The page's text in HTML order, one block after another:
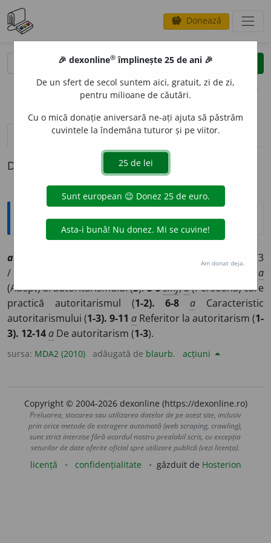
savings Donează
clear
opțiuni
definiții (1) pronunțievolume_up (5)
Definiția cu ID-ul 1023500:
Explicative DEX
autoritar
CONTEMP., Seria II, 1948, nr 104, 4/3
/
,a
(Adept) al autoritarismului (3).3-5smf,a(Persoană) care
practică autoritarismul (1-2). 6-8 a Caracteristic
autoritarismului (1-3). 9-11 a Referitor la autoritarism (1-
3). 12-14a De autoritarism (1-3).
sursa: MDA2 (2010) adăugată de blaurb. acțiuni
Copyright © 2004-2026 dexonline (https://dexonline.ro)
Preluarea, stocarea sau utilizarea datelor de pe acest site, inclusiv
prin orice metode de extragere automată (web scraping, crawling),
sunt strict interzise fără acordul nostru prealabil scris, cu excepția
seturilor de date oferite oficial spre utilizare publică (vezi licența).
licență confidențialitate găzduit de Hosterion
🎉 dexonline® împlinește 25 de ani 🎉
De un sfert de secol suntem aici, gratuit, zi de zi,
pentru milioane de căutări.
Cu o mică donație aniversară ne-ați ajuta să păstrăm
cuvintele la îndemâna tuturor și pe viitor.
Am donat deja.